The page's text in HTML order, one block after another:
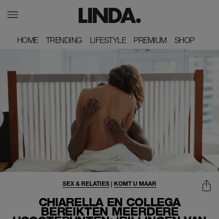
HOME
HOME TRENDING
TRENDING LIFESTYLE
LIFESTYLE PREMIUM
PREMIUM SHOP
SHOP
CHIARELLA EN COLLEGA
BEREIKTEN MEERDERE
SEX & RELATIES | KOMT U MAAR